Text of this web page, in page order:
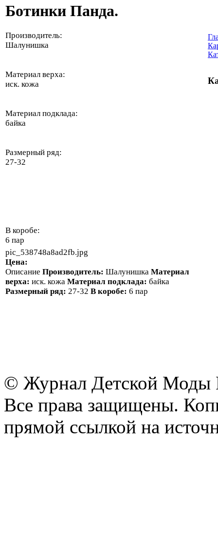
Ботинки Панда.
Производитель:
Шалунишка
Материал верха:
иск. кожа
Материал подклада:
байка
Размерный ряд:
27-32
В коробе:
6 пар
pic_538748a8ad2fb.jpg
Цена:
Описание Производитель: Шалунишка Материал
верха: иск. кожа Материал подклада: байка
Размерный ряд: 27-32 В коробе: 6 пар
© Журнал Детской Моды
Все права защищены.
прямой ссылкой на